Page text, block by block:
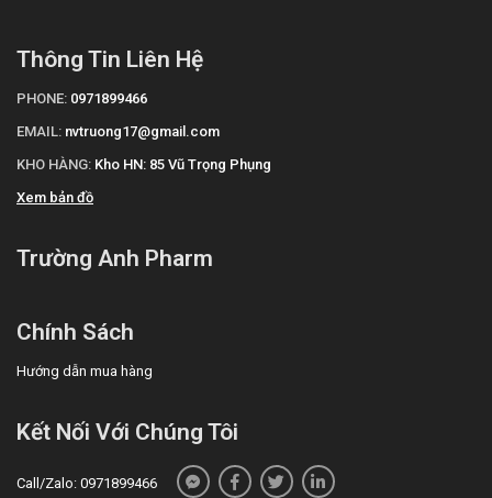
Thông Tin Liên Hệ
PHONE: 0971899466
EMAIL: nvtruong17@gmail.com
KHO HÀNG: Kho HN: 85 Vũ Trọng Phụng
Xem bản đồ
Trường Anh Pharm
Chính Sách
Hướng dẫn mua hàng
Kết Nối Với Chúng Tôi
Call/Zalo: 0971899466